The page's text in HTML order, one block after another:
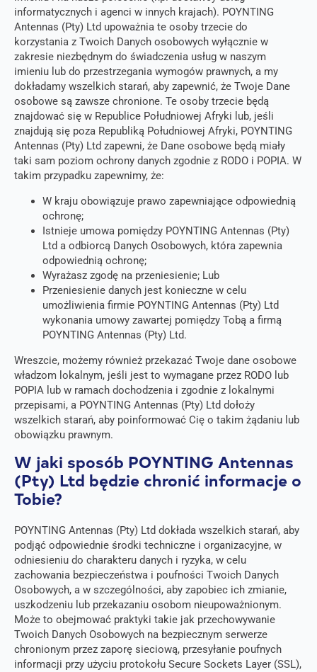
informatycznych i agenci w innych krajach). POYNTING
Antennas (Pty) Ltd upoważnia te osoby trzecie do
korzystania z Twoich Danych osobowych wyłącznie w
zakresie niezbędnym do świadczenia usług w naszym
imieniu lub do przestrzegania wymogów prawnych, a my
dokładamy wszelkich starań, aby zapewnić, że Twoje Dane
osobowe są zawsze chronione. Te osoby trzecie będą
znajdować się w Republice Południowej Afryki lub, jeśli
znajdują się poza Republiką Południowej Afryki, POYNTING
Antennas (Pty) Ltd zapewni, że Dane osobowe będą miały
taki sam poziom ochrony danych zgodnie z RODO i POPIA. W
takim przypadku zapewnimy, że:
W kraju obowiązuje prawo zapewniające odpowiednią
ochronę;
Istnieje umowa pomiędzy POYNTING Antennas (Pty)
Ltd a odbiorcą Danych Osobowych, która zapewnia
odpowiednią ochronę;
Wyrażasz zgodę na przeniesienie; Lub
Przeniesienie danych jest konieczne w celu
umożliwienia firmie POYNTING Antennas (Pty) Ltd
wykonania umowy zawartej pomiędzy Tobą a firmą
POYNTING Antennas (Pty) Ltd.
Wreszcie, możemy również przekazać Twoje dane osobowe
władzom lokalnym, jeśli jest to wymagane przez RODO lub
POPIA lub w ramach dochodzenia i zgodnie z lokalnymi
przepisami, a POYNTING Antennas (Pty) Ltd dołoży
wszelkich starań, aby poinformować Cię o takim żądaniu lub
obowiązku prawnym.
W jaki sposób POYNTING Antennas
(Pty) Ltd będzie chronić informacje o
Tobie?
POYNTING Antennas (Pty) Ltd dokłada wszelkich starań, aby
podjąć odpowiednie środki techniczne i organizacyjne, w
odniesieniu do charakteru danych i ryzyka, w celu
zachowania bezpieczeństwa i poufności Twoich Danych
Osobowych, a w szczególności, aby zapobiec ich zmianie,
uszkodzeniu lub przekazaniu osobom nieupoważnionym.
Może to obejmować praktyki takie jak przechowywanie
Twoich Danych Osobowych na bezpiecznym serwerze
chronionym przez zaporę sieciową, przesyłanie poufnych
informacji przy użyciu protokołu Secure Sockets Layer (SSL),